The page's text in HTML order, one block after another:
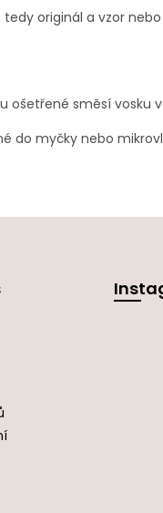
originál a vzor
směsí
do myčky nebo